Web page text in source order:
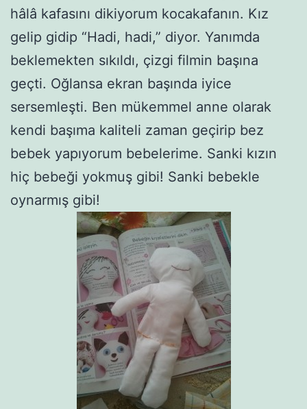
hâlâ kafasını dikiyorum kocakafanın. Kız
gelip gidip “Hadi, hadi,” diyor. Yanımda
beklemekten sıkıldı, çizgi filmin başına
geçti. Oğlansa ekran başında iyice
sersemleşti. Ben mükemmel anne olarak
kendi başıma kaliteli zaman geçirip bez
bebek yapıyorum bebelerime. Sanki kızın
hiç bebeği yokmuş gibi! Sanki bebekle
oynarmış gibi!